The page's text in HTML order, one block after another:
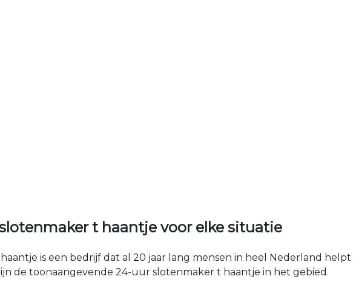
t haantje voor elke situatie
is een bedrijf dat al 20 jaar lang mensen in heel Nederland
de toonaangevende 24-uur slotenmaker t haantje in het gebied.